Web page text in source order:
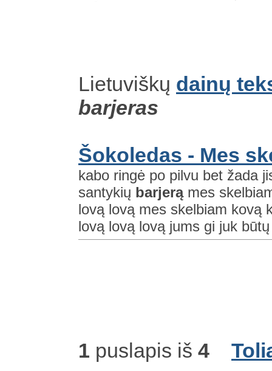
Lietuviškų dainų
barjeras
Šokoledas - Mes
kabo ringė po pilvu bet žada
santykių barjerąmes
lovą lovą mes skelbiam kovą
lovą lovą lovą jums gi juk
1 puslapis iš 4